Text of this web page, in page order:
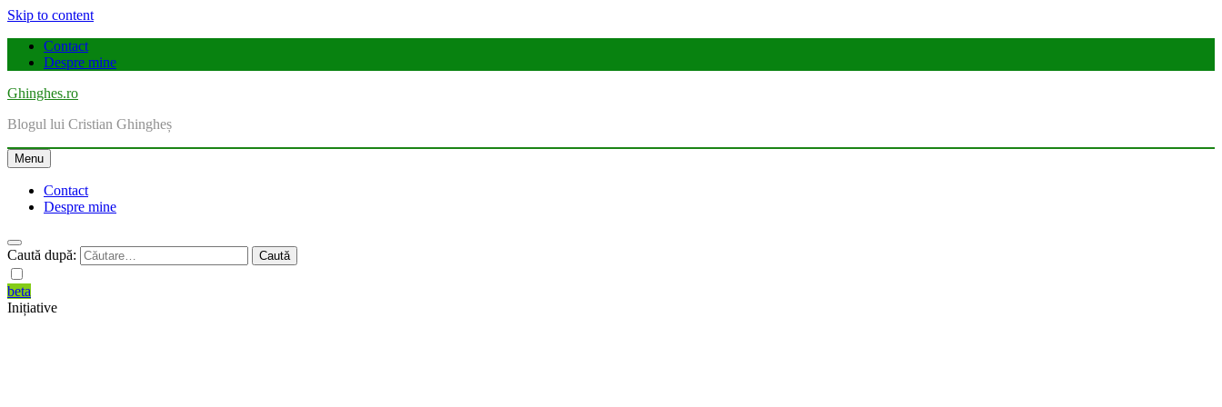
Skip to content
Contact
Despre mine
Ghinghes.ro
Blogul lui Cristian Ghingheș
Menu
Contact
Despre mine
Caută după:
beta
Inițiative